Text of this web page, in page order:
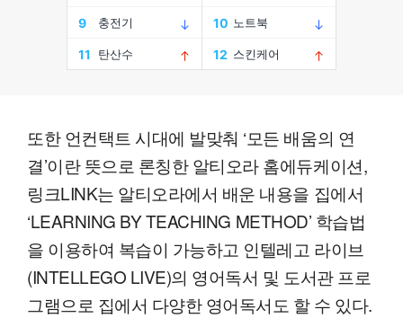
또한 언컨택트 시대에 발맞춰 ‘모든 배움의 연
결’이란 뜻으로 론칭한 알티오라 홈에듀케이션,
링크LINK는 알티오라에서 배운 내용을 집에서
‘LEARNING BY TEACHING METHOD’ 학습법
을 이용하여 복습이 가능하고 인텔레고 라이브
(INTELLEGO LIVE)의 영어독서 및 도서관 프로
그램으로 집에서 다양한 영어독서도 할 수 있다.